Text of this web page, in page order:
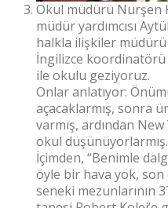
Okul müdürü Nurşen
müdür yardımcısı
halkla ilişkiler müdürü
İngilizce
ile okulu geziyoruz.
Onlar anlatıyor:
açacaklarmış, sonra
varmış, ardından
okul düşünüyorlarmış.
İçimden, “Benimle
öyle bir hava yok, son
seneki mezunlarının